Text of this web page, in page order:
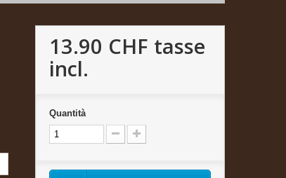
13.90 CHF tasse
incl.
Quantità